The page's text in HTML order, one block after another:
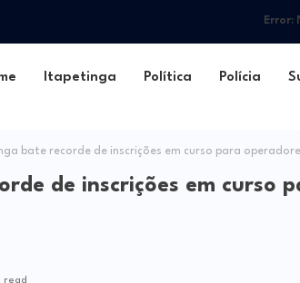
Error:
Itapetinga Política Polícia
bate recorde de inscrições em curso para
de inscrições em curso
read